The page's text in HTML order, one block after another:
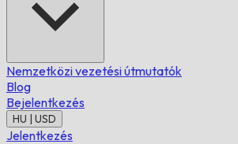
Nemzetközi vezetési útmutatók
Blog
Bejelentkezés
HU | USD
Jelentkezés